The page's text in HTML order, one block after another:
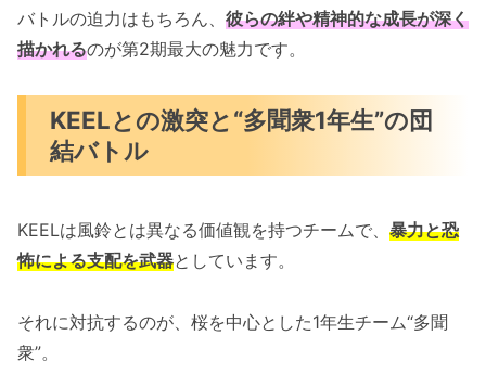
バトルの迫力はもちろん、 彼らの絆や精神的な成長が深く
描かれるのが第2期最大の魅力です。
KEELとの激突と“多聞衆1年生”の団
結バトル
KEELは風鈴とは異なる価値観を持つチームで、 暴力と恐
怖による支配を武器としています。
それに対抗するのが、桜を中心とした1年生チーム“多聞
衆”。